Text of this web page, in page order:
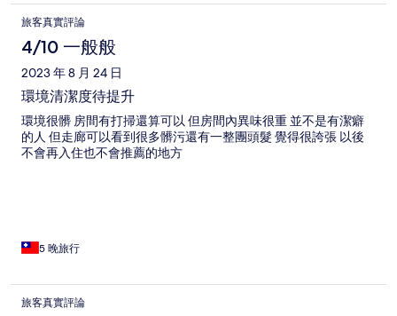
旅客真實評論
4/10 一般般
2023 年 8 月 24 日
環境清潔度待提升
環境很髒 房間有打掃還算可以 但房間內異味很重 並不是有潔癖
的人 但走廊可以看到很多髒污還有一整團頭髮 覺得很誇張 以後
不會再入住也不會推薦的地方
5 晚旅行
旅客真實評論